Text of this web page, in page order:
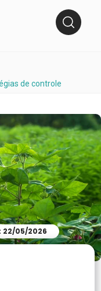
de controle
22/05/2026